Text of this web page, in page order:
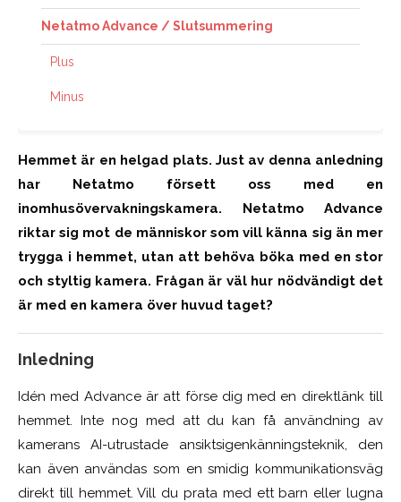
Netatmo Advance / Slutsummering
Plus
Minus
Hemmet är en helgad plats. Just av denna anledning
har Netatmo försett oss med en
inomhusövervakningskamera. Netatmo Advance
riktar sig mot de människor som vill känna sig än mer
trygga i hemmet, utan att behöva böka med en stor
och styltig kamera. Frågan är väl hur nödvändigt det
är med en kamera över huvud taget?
Inledning
Idén med Advance är att förse dig med en direktlänk till
hemmet. Inte nog med att du kan få användning av
kamerans AI-utrustade ansiktsigenkänningsteknik, den
kan även användas som en smidig kommunikationsväg
direkt till hemmet. Vill du prata med ett barn eller lugna